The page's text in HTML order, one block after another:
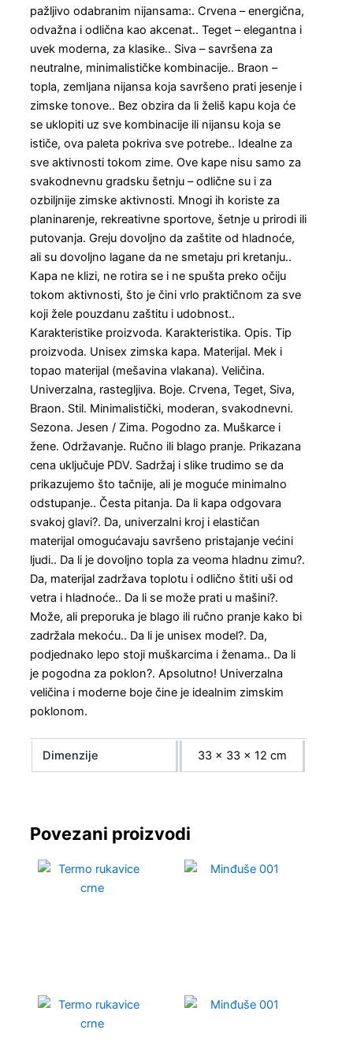
pažljivo odabranim nijansama:. Crvena – energična,
odvažna i odlična kao akcenat.. Teget – elegantna i
uvek moderna, za klasike.. Siva – savršena za
neutralne, minimalističke kombinacije.. Braon –
topla, zemljana nijansa koja savršeno prati jesenje i
zimske tonove.. Bez obzira da li želiš kapu koja će
se uklopiti uz sve kombinacije ili nijansu koja se
ističe, ova paleta pokriva sve potrebe.. Idealne za
sve aktivnosti tokom zime. Ove kape nisu samo za
svakodnevnu gradsku šetnju – odlične su i za
ozbiljnije zimske aktivnosti. Mnogi ih koriste za
planinarenje, rekreativne sportove, šetnje u prirodi ili
putovanja. Greju dovoljno da zaštite od hladnoće,
ali su dovoljno lagane da ne smetaju pri kretanju..
Kapa ne klizi, ne rotira se i ne spušta preko očiju
tokom aktivnosti, što je čini vrlo praktičnom za sve
koji žele pouzdanu zaštitu i udobnost..
Karakteristike proizvoda. Karakteristika. Opis. Tip
proizvoda. Unisex zimska kapa. Materijal. Mek i
topao materijal (mešavina vlakana). Veličina.
Univerzalna, rastegljiva. Boje. Crvena, Teget, Siva,
Braon. Stil. Minimalistički, moderan, svakodnevni.
Sezona. Jesen / Zima. Pogodno za. Muškarce i
žene. Održavanje. Ručno ili blago pranje. Prikazana
cena uključuje PDV. Sadržaj i slike trudimo se da
prikazujemo što tačnije, ali je moguće minimalno
odstupanje.. Česta pitanja. Da li kapa odgovara
svakoj glavi?. Da, univerzalni kroj i elastičan
materijal omogućavaju savršeno pristajanje većini
ljudi.. Da li je dovoljno topla za veoma hladnu zimu?.
Da, materijal zadržava toplotu i odlično štiti uši od
vetra i hladnoće.. Da li se može prati u mašini?.
Može, ali preporuka je blago ili ručno pranje kako bi
zadržala mekoću.. Da li je unisex model?. Da,
podjednako lepo stoji muškarcima i ženama.. Da li
je pogodna za poklon?. Apsolutno! Univerzalna
veličina i moderne boje čine je idealnim zimskim
poklonom.
Dimenzije 33 × 33 × 12 cm
Povezani proizvodi